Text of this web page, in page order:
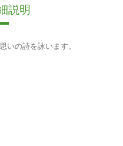
説明
いの詩を詠います。